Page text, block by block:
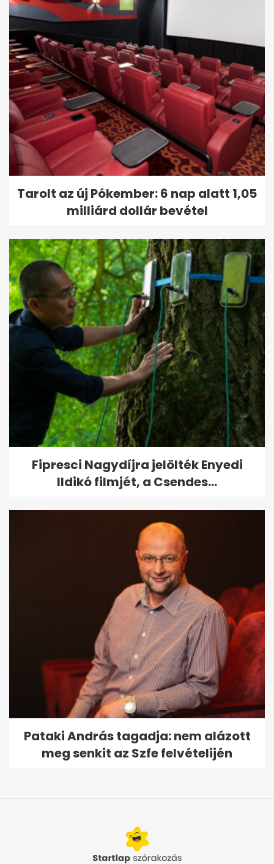
Tarolt az új Pókember: 6 nap alatt 1,05
milliárd dollár bevétel
Fipresci Nagydíjra jelölték Enyedi
Ildikó filmjét, a Csendes...
Pataki András tagadja: nem alázott
meg senkit az Szfe felvételijén